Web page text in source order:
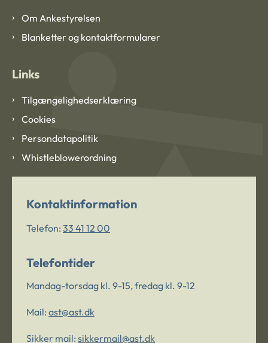
Om Ankestyrelsen
Blanketter og kontaktformularer
Links
Tilgængelighedserklæring
Cookies
Persondatapolitik
Whistleblowerordning
Kontaktinformation
Telefon: 33 41 12 00
Telefontider
Mandag-torsdag kl. 9-15, fredag kl. 9-12
Mail: ast@ast.dk
Sikker mail: sikkermail@ast.dk